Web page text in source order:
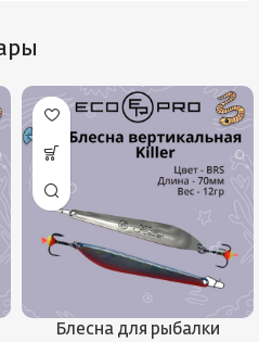
Блесна для рыбалки